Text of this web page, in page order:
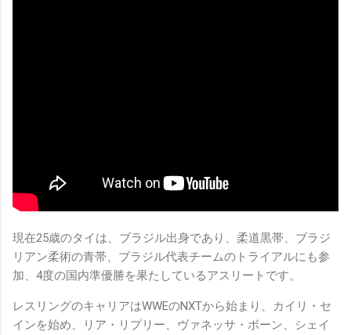
現在25歳のタイは、ブラジル出身であり、柔道黒帯、ブラジ
リアン柔術の青帯、ブラジル代表チームのトライアルにも参
加、4度の国内準優勝を果たしているアスリートです。
レスリングのキャリアはWWEのNXTから始まり、カイリ・セ
インを始め、リア・リプリー、ヴァネッサ・ボーン、シェイ